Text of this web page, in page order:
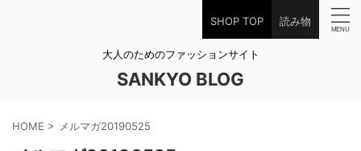
SHOP TOP 読み物
大人のためのファッションサイト
SANKYO BLOG
HOME > メルマガ20190525